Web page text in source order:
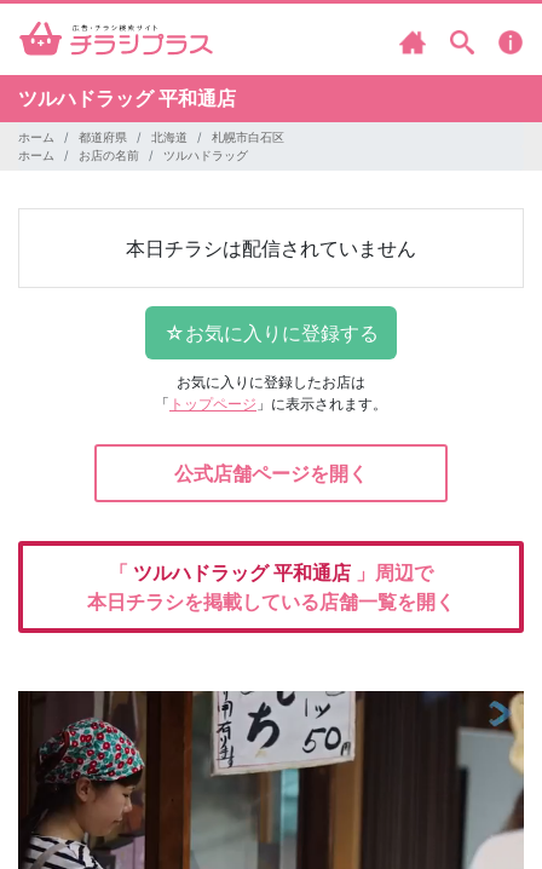
ツルハドラッグ平和通店
ホーム 都道府県 北海道
札幌市白石区
ホーム
お店の名前 ツルハドラッグ
本日チラシは配信されていません
お気に入りに登録したお店は
「 トップページ 」に表示されます。
公式店舗ページを開く
「 ツルハドラッグ平和通店 」周辺で
本日チラシを掲載している店舗一覧を開く